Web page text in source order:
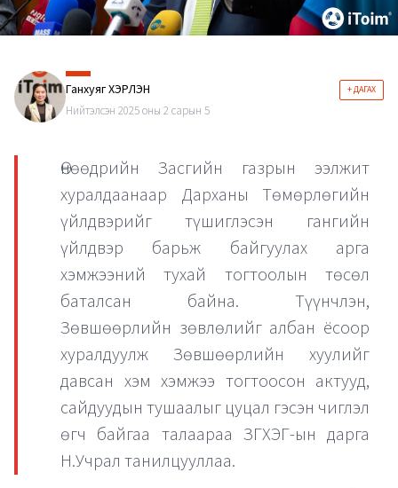
Ганхуяг ХЭРЛЭН + ДАГАХ
Нийтэлсэн 2025 оны 2 сарын 5
Өнөөдрийн Засгийн газрын ээлжит
хуралдаанаар Дарханы Төмөрлөгийн
үйлдвэрийг түшиглэсэн гангийн
үйлдвэр барьж байгуулах арга
хэмжээний тухай тогтоолын төсөл
баталсан байна. Түүнчлэн,
Зөвшөөрлийн зөвлөлийг албан ёсоор
хуралдуулж Зөвшөөрлийн хуулийг
давсан хэм хэмжээ тогтоосон актууд,
сайдуудын тушаалыг цуцал гэсэн чиглэл
өгч байгаа талаараа ЗГХЭГ-ын дарга
Н.Учрал танилцууллаа.